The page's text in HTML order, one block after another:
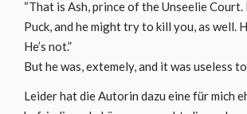
“That is Ash, prince of the Unseelie
Puck, and he might try to kill you, as well.
He’s not.”
But he was, extemely, and it was useless
Leider hat die Autorin dazu eine für mich